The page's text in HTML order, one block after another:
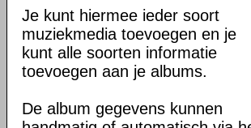
Je kunt hiermee ieder soort
muziekmedia toevoegen en je
kunt alle soorten informatie
toevoegen aan je albums.
De album gegevens kunnen